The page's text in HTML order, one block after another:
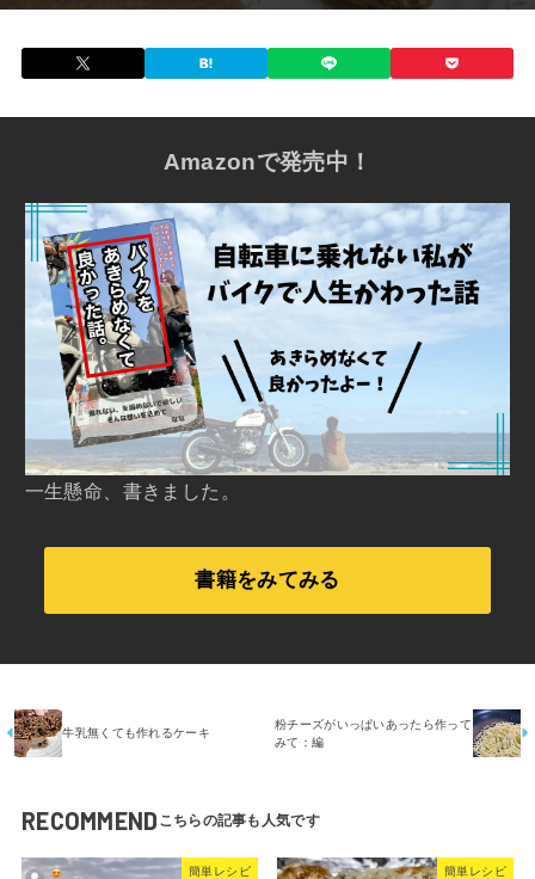
Amazonで発売中！
一生懸命、書きました。
書籍をみてみる
牛乳無くても作れるケーキ
粉チーズがいっぱいあったら作って
みて：編
RECOMMEND
簡単レシピ 簡単レシピ